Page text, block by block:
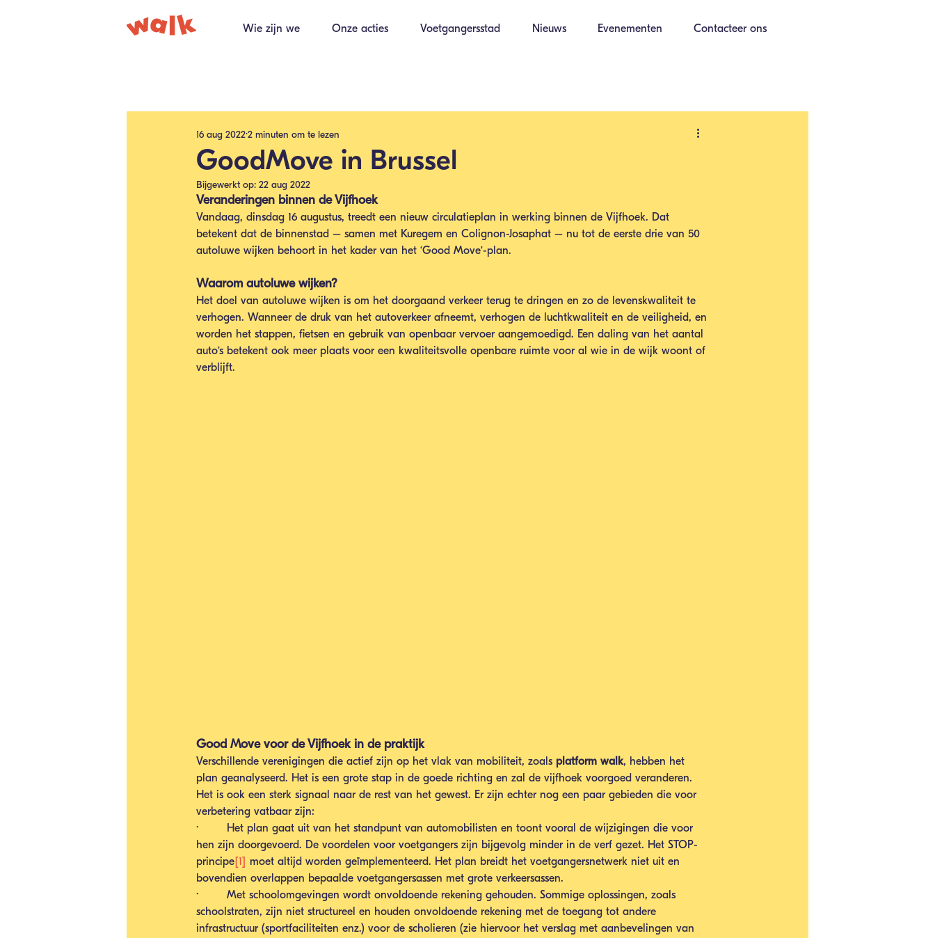
Wie zijn we Onze acties Voetgangersstad Nieuws Evenementen Contacteer ons
GoodMove in Brussel
16 aug 20222 minuten om te lezen
Bijgewerkt op: 22 aug 2022
Veranderingen binnen de Vijfhoek
Vandaag, dinsdag 16 augustus, treedt een nieuw circulatieplan in werking binnen de Vijfhoek. Dat
betekent dat de binnenstad – samen met Kuregem en Colignon-Josaphat – nu tot de eerste drie van 50
autoluwe wijken behoort in het kader van het ‘Good Move’-plan.
Waarom autoluwe wijken?
Het doel van autoluwe wijken is om het doorgaand verkeer terug te dringen en zo de levenskwaliteit te
verhogen. Wanneer de druk van het autoverkeer afneemt, verhogen de luchtkwaliteit en de veiligheid, en
worden het stappen, fietsen en gebruik van openbaar vervoer aangemoedigd. Een daling van het aantal
auto’s betekent ook meer plaats voor een kwaliteitsvolle openbare ruimte voor al wie in de wijk woont of
verblijft.
Good Move voor de Vijfhoek in de praktijk
Verschillende verenigingen die actief zijn op het vlak van mobiliteit, zoals platform walk, hebben het
plan geanalyseerd. Het is een grote stap in de goede richting en zal de vijfhoek voorgoed veranderen.
Het is ook een sterk signaal naar de rest van het gewest. Er zijn echter nog een paar gebieden die voor
verbetering vatbaar zijn:
·        Het plan gaat uit van het standpunt van automobilisten en toont vooral de wijzigingen die voor
hen zijn doorgevoerd. De voordelen voor voetgangers zijn bijgevolg minder in de verf gezet. Het STOP-
principe[1] moet altijd worden geïmplementeerd. Het plan breidt het voetgangersnetwerk niet uit en
bovendien overlappen bepaalde voetgangersassen met grote verkeersassen.
·        Met schoolomgevingen wordt onvoldoende rekening gehouden. Sommige oplossingen, zoals
schoolstraten, zijn niet structureel en houden onvoldoende rekening met de toegang tot andere
infrastructuur (sportfaciliteiten enz.) voor de scholieren (zie hiervoor het verslag met aanbevelingen van